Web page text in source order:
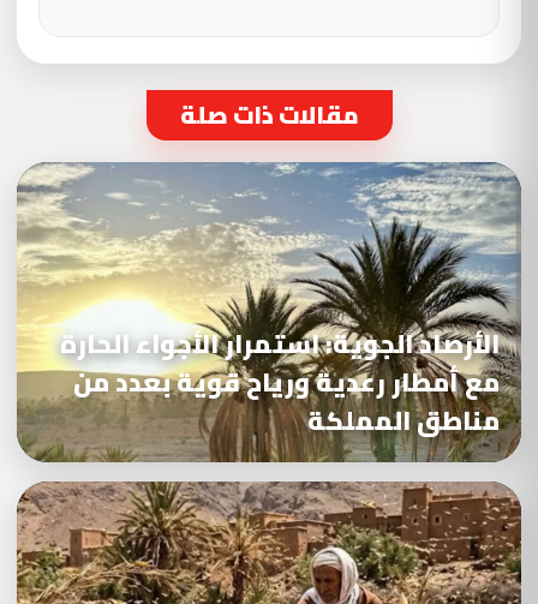
مقالات ذات صلة
الأرصاد الجوية: استمرار الأجواء الحارة
مع أمطار رعدية ورياح قوية بعدد من
مناطق المملكة